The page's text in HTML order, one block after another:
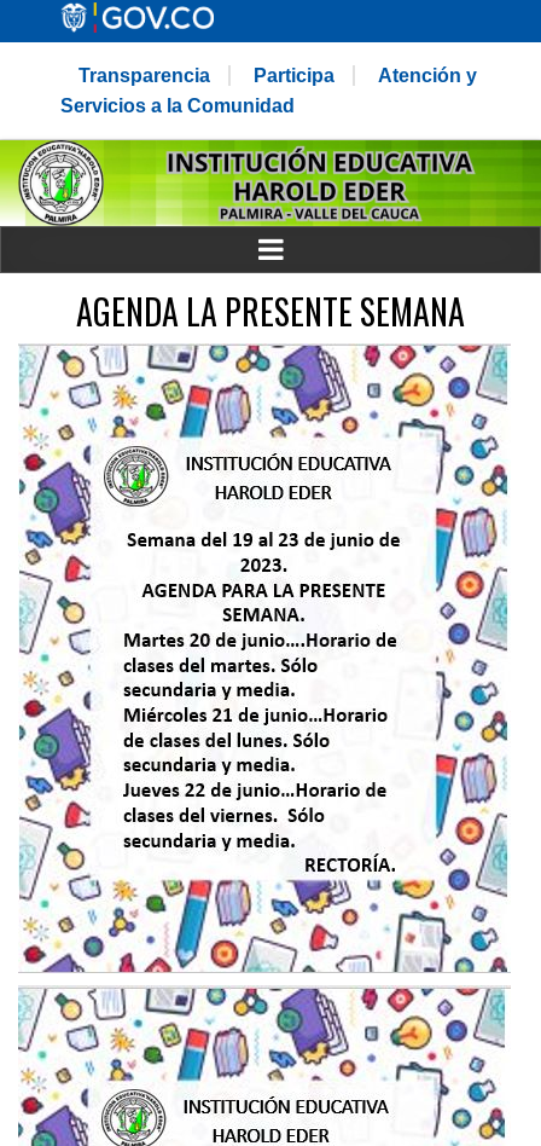
Transparencia Participa
Atención y
Servicios a la Comunidad
AGENDA LA PRESENTE SEMANA